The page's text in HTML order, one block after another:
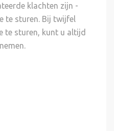
klachten zijn -
te sturen. Bij twijfel
te sturen, kunt u altijd